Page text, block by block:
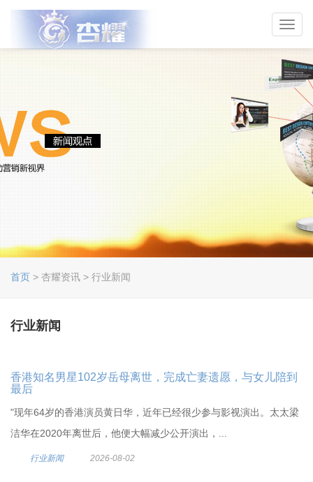
首页 > 杏耀资讯 > 行业新闻
行业新闻
香港知名男星102岁岳母离世，完成亡妻遗愿，与女儿陪到
最后
"现年64岁的香港演员黄日华，近年已经很少参与影视演出。太太梁
洁华在2020年离世后，他便大幅减少公开演出，...
行业新闻 2026-08-02